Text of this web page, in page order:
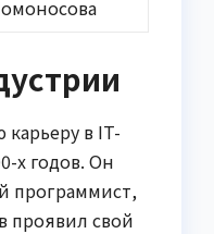
в IT-
х годов. Он
программист,
проявил свой